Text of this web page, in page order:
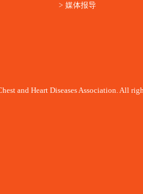
媒体报导
and Heart Diseases Association. All